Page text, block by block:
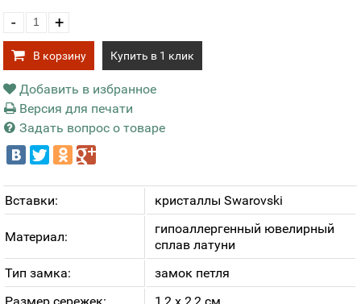
- +
В корзину Купить в 1 клик
Добавить в избранное
Версия для печати
Задать вопрос о товаре
Вставки: кристаллы Swarovski
Материал:
гипоаллергенный ювелирный
сплав латуни
Тип замка:
замок петля